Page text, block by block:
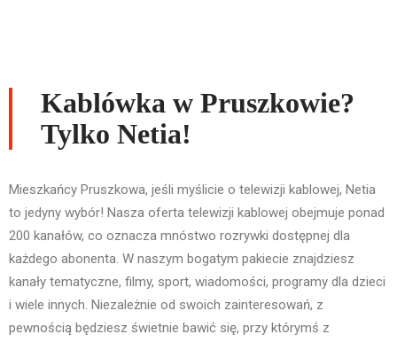
Kablówka w Pruszkowie?
Tylko Netia!
Mieszkańcy Pruszkowa, jeśli myślicie o telewizji kablowej, Netia
to jedyny wybór! Nasza oferta telewizji kablowej obejmuje ponad
200 kanałów, co oznacza mnóstwo rozrywki dostępnej dla
każdego abonenta. W naszym bogatym pakiecie znajdziesz
kanały tematyczne, filmy, sport, wiadomości, programy dla dzieci
i wiele innych. Niezależnie od swoich zainteresowań, z
pewnością będziesz świetnie bawić się, przy którymś z